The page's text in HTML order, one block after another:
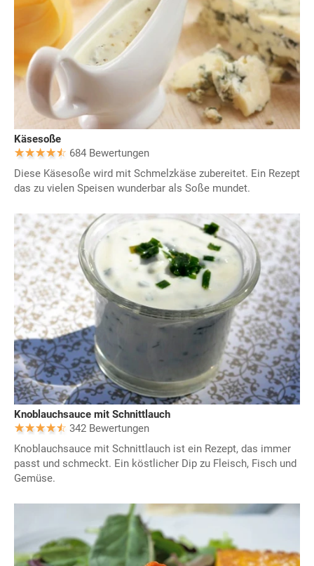
Käsesoße
684 Bewertungen
Diese Käsesoße wird mit Schmelzkäse zubereitet. Ein Rezept
das zu vielen Speisen wunderbar als Soße mundet.
Knoblauchsauce mit Schnittlauch
342 Bewertungen
Knoblauchsauce mit Schnittlauch ist ein Rezept, das immer
passt und schmeckt. Ein köstlicher Dip zu Fleisch, Fisch und
Gemüse.